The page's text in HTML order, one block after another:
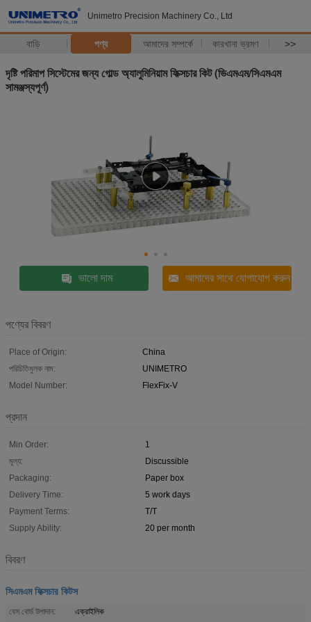
Unimetro Precision Machinery Co., Ltd
বাড়ি পণ্য আমাদের সম্পর্কে কারখানা ভ্রমণ >>
দৃষ্টি পরিমাপ সিস্টেমের জন্য গোল্ড অ্যালুমিনিয়াম ফিক্সচার কিট (ভিএমএম/সিএমএম
সামঞ্জস্যপূর্ণ)
ভালো দাম আমাদের সাথে যোগাযোগ করুন
পণ্যের বিবরণ
Place of Origin:
China
পরিচিতিমুলক নাম:
UNIMETRO
Model Number:
FlexFix-V
প্রদান
Min Order:
1
মূল্য:
Discussible
Packaging:
Paper box
Delivery Time:
5 work days
Payment Terms:
T/T
Supply Ability:
20 per month
বিবরণ
সিএমএম ফিক্সচার কিটস
বেস বোর্ড উপাদান:
এক্রাইলিক